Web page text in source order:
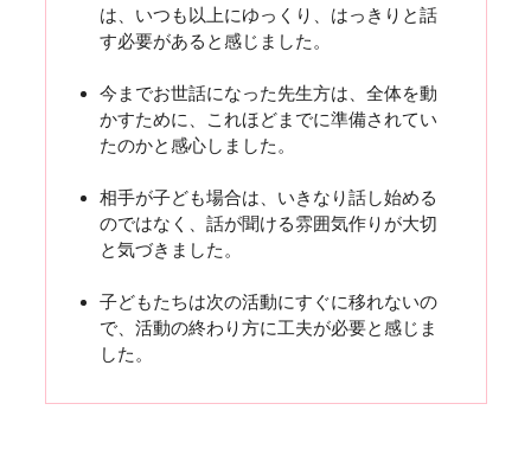
は、いつも以上にゆっくり、はっきりと話
す必要があると感じました。
今までお世話になった先生方は、全体を動
かすために、これほどまでに準備されてい
たのかと感心しました。
相手が子ども場合は、いきなり話し始める
のではなく、話が聞ける雰囲気作りが大切
と気づきました。
子どもたちは次の活動にすぐに移れないの
で、活動の終わり方に工夫が必要と感じま
した。